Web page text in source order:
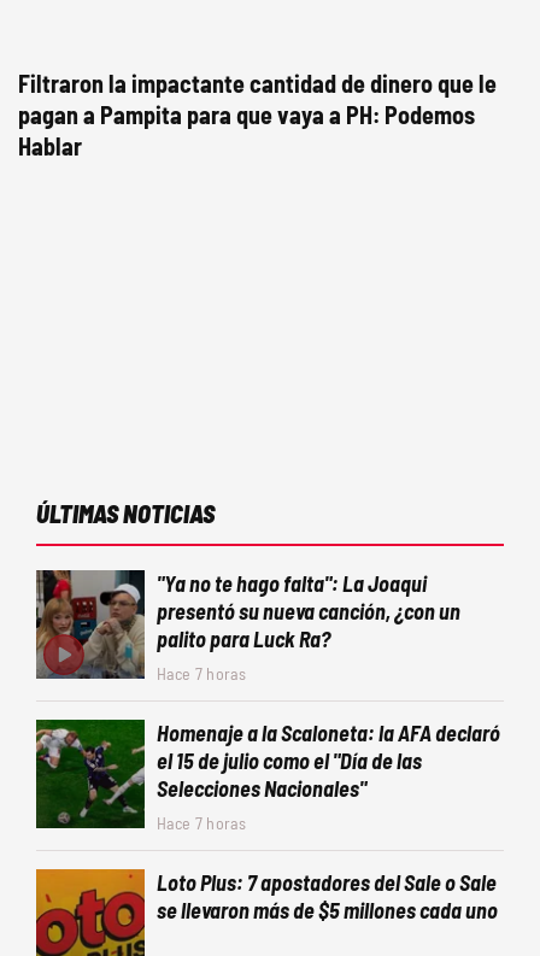
Filtraron la impactante cantidad de dinero que le
pagan a Pampita para que vaya a PH: Podemos
Hablar
ÚLTIMAS NOTICIAS
"Ya no te hago falta": La Joaqui
presentó su nueva canción, ¿con un
palito para Luck Ra?
Hace 7 horas
Homenaje a la Scaloneta: la AFA declaró
el 15 de julio como el "Día de las
Selecciones Nacionales"
Hace 7 horas
Loto Plus: 7 apostadores del Sale o Sale
se llevaron más de $5 millones cada uno